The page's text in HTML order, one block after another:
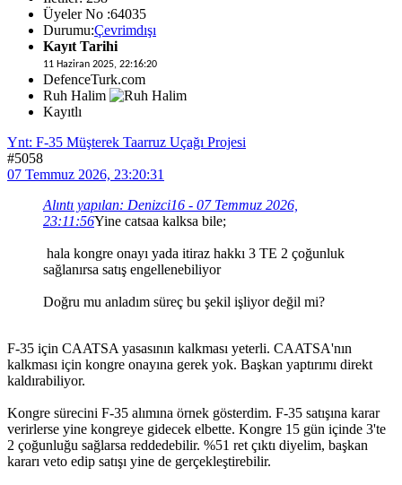
Üyeler No :64035
Durumu:Çevrimdışı
Kayıt Tarihi
11 Haziran 2025, 22:16:20
DefenceTurk.com
Ruh Halim
Kayıtlı
Ynt: F-35 Müşterek Taarruz Uçağı Projesi
#5058
07 Temmuz 2026, 23:20:31
Alıntı yapılan: Denizci16 - 07 Temmuz 2026,
23:11:56Yine catsaa kalksa bile;
hala kongre onayı yada itiraz hakkı 3 TE 2 çoğunluk
sağlanırsa satış engellenebiliyor
Doğru mu anladım süreç bu şekil işliyor değil mi?
F-35 için CAATSA yasasının kalkması yeterli. CAATSA'nın
kalkması için kongre onayına gerek yok. Başkan yaptırımı direkt
kaldırabiliyor.
Kongre sürecini F-35 alımına örnek gösterdim. F-35 satışına karar
verirlerse yine kongreye gidecek elbette. Kongre 15 gün içinde 3'te
2 çoğunluğu sağlarsa reddedebilir. %51 ret çıktı diyelim, başkan
kararı veto edip satışı yine de gerçekleştirebilir.